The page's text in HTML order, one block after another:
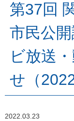
第37回
市民公
ビ放送
せ（
2022.03.23